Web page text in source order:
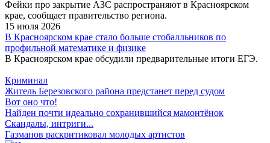
Фейки про закрытие АЗС распространяют в Красноярском
крае, сообщает правительство региона.
15 июля 2026
В Красноярском крае стало больше стобалльников по
профильной математике и физике
В Красноярском крае обсудили предварительные итоги ЕГЭ.
Криминал
Житель Березовского района предстанет перед судом
Вот оно что!
Найден почти идеально сохранившийся мамонтёнок
Скандалы, интриги...
Газманов раскритиковал молодых артистов